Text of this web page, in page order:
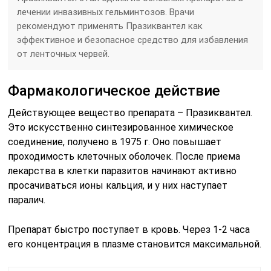
лечении инвазивных гельминтозов. Врачи
рекомендуют применять Празиквантел как
эффективное и безопасное средство для избавления
от ленточных червей.
Фармакологическое действие
Действующее вещество препарата – Празиквантел.
Это искусственно синтезированное химическое
соединение, получено в 1975 г. Оно повышает
проходимость клеточных оболочек. После приема
лекарства в клетки паразитов начинают активно
просачиваться ионы кальция, и у них наступает
паралич.
Препарат быстро поступает в кровь. Через 1-2 часа
его концентрация в плазме становится максимальной.